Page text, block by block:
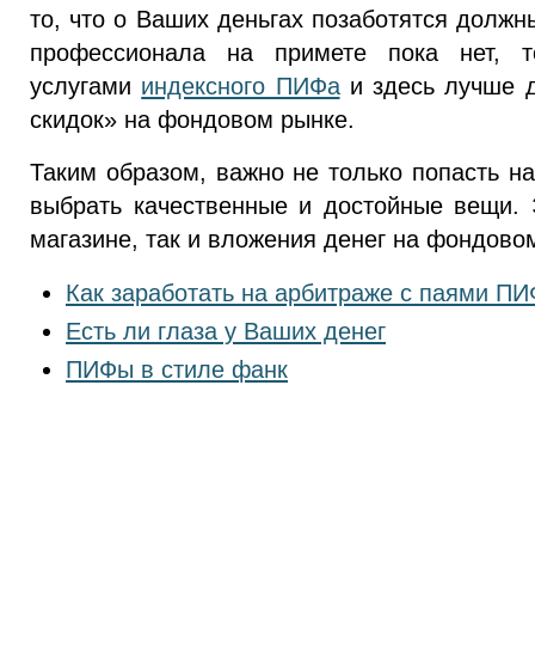
то, что о Ваших деньгах позаботятся
профессионала на примете пока нет,
услугами индексного ПИФаи здесь лучше
скидок» на фондовом рынке.
Таким образом, важно не только попасть
выбрать качественные и достойные вещи.
магазине, так и вложения денег на
Как заработать на арбитраже с паями
Есть ли глаза у Ваших денег
ПИФы в стиле фанк